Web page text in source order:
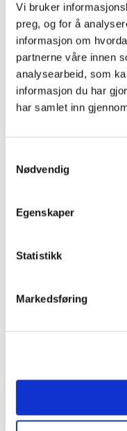
Vi bruker
preg, og for å
informasjon om
partnerne våre innen
analysearbeid, som
informasjon du har
har samlet inn
Nødvendig
Egenskaper
Statistikk
Markedsføring
Se og del
Se snø-, vann-, vær-